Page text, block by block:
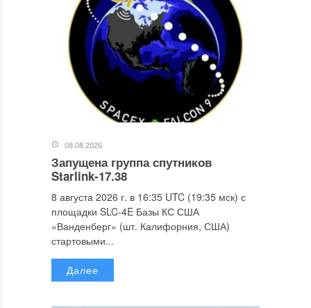
08.08.2026
Запущена группа спутников
Starlink-17.38
8 августа 2026 г. в 16:35 UTC (19:35 мск) с
площадки SLC-4E Базы КС США
«Ванденберг» (шт. Калифорния, США)
стартовыми...
Далее